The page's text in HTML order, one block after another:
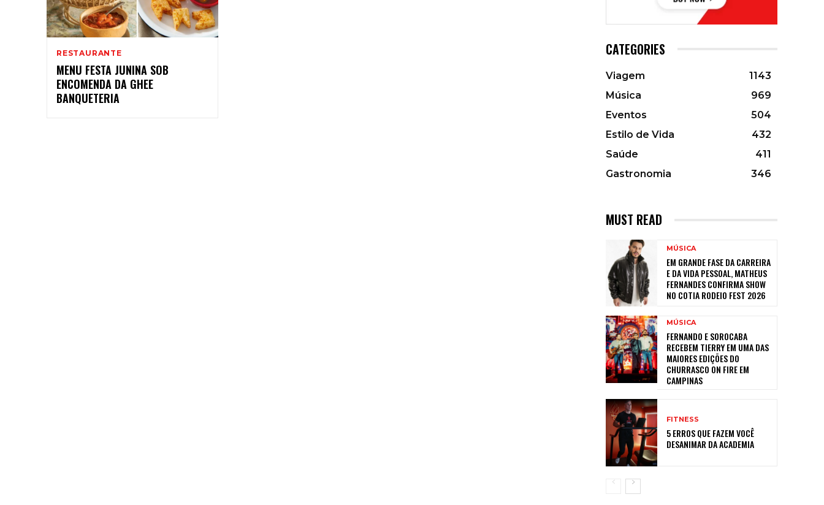
RESTAURANTE
MENU FESTA JUNINA SOB
ENCOMENDA DA GHEE
BANQUETERIA
CATEGORIES
Viagem
1143
Música
969
Eventos
504
Estilo de Vida
432
Saúde
411
Gastronomia
346
MUST READ
MÚSICA
EM GRANDE FASE DA CARREIRA
E DA VIDA PESSOAL, MATHEUS
FERNANDES CONFIRMA SHOW
NO COTIA RODEIO FEST 2026
MÚSICA
FERNANDO E SOROCABA
RECEBEM TIERRY EM UMA DAS
MAIORES EDIÇÕES DO
CHURRASCO ON FIRE EM
CAMPINAS
FITNESS
5 ERROS QUE FAZEM VOCÊ
DESANIMAR DA ACADEMIA